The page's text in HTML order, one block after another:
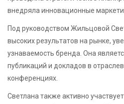
внедряла инновационные
Под руководством Жильцовой
высоких результатов на рынке,
узнаваемость бренда. Она
публикаций и докладов в
конференциях.
Светлана также активно